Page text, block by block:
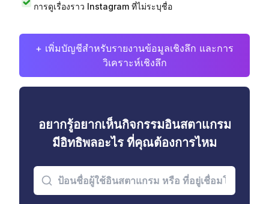
การดูเรื่องราว Instagram ที่ไม่ระบุชื่อ
+ เพิ่มบัญชีสำหรับรายงานข้อมูลเชิงลึก และการ
วิเคราะห์เชิงลึก
อยากรู้อยากเห็นกิจกรรมอินสตาแกรม
มีอิทธิพลอะไร ที่คุณต้องการไหม